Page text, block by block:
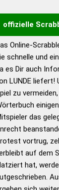
offizielle
Wortwurzel
Wortanalyse-
Gültigkeit eines
bestimmen!
Wörterbücher
Online-
schnelle und
es Dir auch
LUNDE liefert!
zu
das
vortrug,
auf dem
hat,